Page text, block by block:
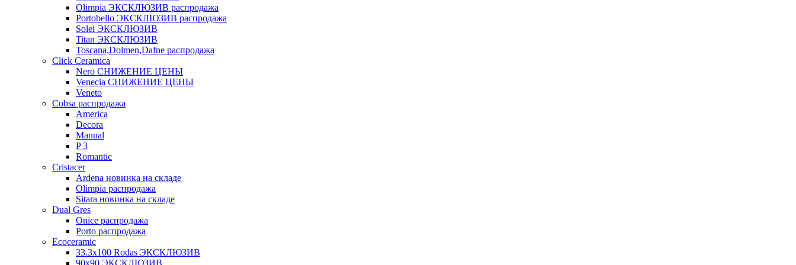
Olimpia ЭКСКЛЮЗИВ распродажа
Portobello ЭКСКЛЮЗИВ распродажа
Solei ЭКСКЛЮЗИВ
Titan ЭКСКЛЮЗИВ
Toscana,Dolmen,Dafne распродажа
Cliсk Ceramica
Nero СНИЖЕНИЕ ЦЕНЫ
Venecia СНИЖЕНИЕ ЦЕНЫ
Veneto
Cobsa распродажа
America
Decora
Manual
P 3
Romantic
Cristacer
Ardena новинка на складе
Olimpia распродажа
Sitara новинка на складе
Dual Gres
Onice распродажа
Porto распродажа
Ecoceramic
33.3х100 Rodas ЭКСКЛЮЗИВ
90x90 ЭКСКЛЮЗИВ